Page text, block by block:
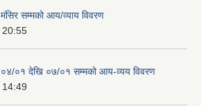
सम्मको आय/व्याय विवरण
20:55
०१ देखि ०७/०१ सम्मको आय-व्यय विवरण